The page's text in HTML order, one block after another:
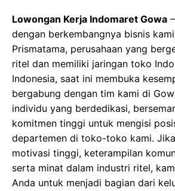
Lowongan Kerja Indomaret Gowa
dengan berkembangnya bisnis
Prismatama, perusahaan yang
ritel dan memiliki jaringan toko
Indonesia, saat ini membuka
bergabung dengan tim kami di
individu yang berdedikasi,
komitmen tinggi untuk mengisi
departemen di toko-toko kami.
motivasi tinggi, keterampilan
serta minat dalam industri ritel,
Anda untuk menjadi bagian dari